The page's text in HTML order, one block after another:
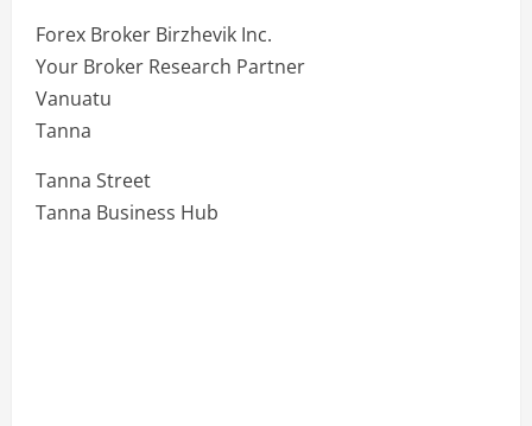
Forex Broker Birzhevik Inc.
Your Broker Research Partner
Vanuatu
Tanna
Tanna Street
Tanna Business Hub